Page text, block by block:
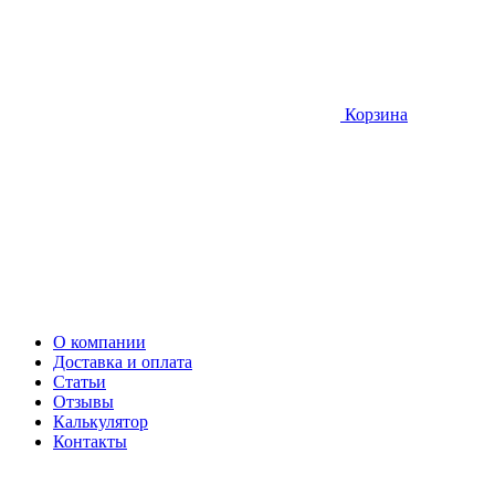
Корзина
О компании
Доставка и оплата
Статьи
Отзывы
Калькулятор
Контакты